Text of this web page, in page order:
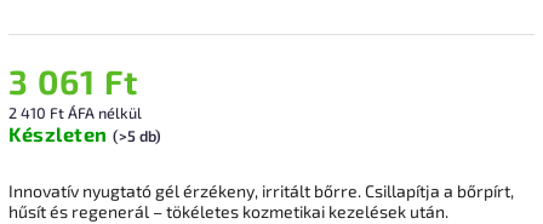
3 061 Ft
2 410 Ft ÁFA nélkül
Készleten (>5 db)
Innovatív nyugtató gél érzékeny, irritált bőrre. Csillapítja a bőrpírt,
hűsít és regenerál – tökéletes kozmetikai kezelések után.